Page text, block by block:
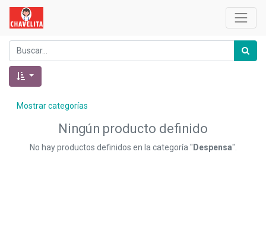
Mostrar categorías
Ningún producto definido
No hay productos definidos en la categoría " Despensa".